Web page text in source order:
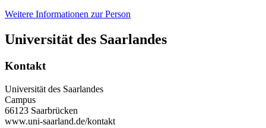
Weitere Informationen zur Person
Universität des Saarlandes
Kontakt
Universität des Saarlandes
Campus
66123 Saarbrücken
www.uni-saarland.de/kontakt